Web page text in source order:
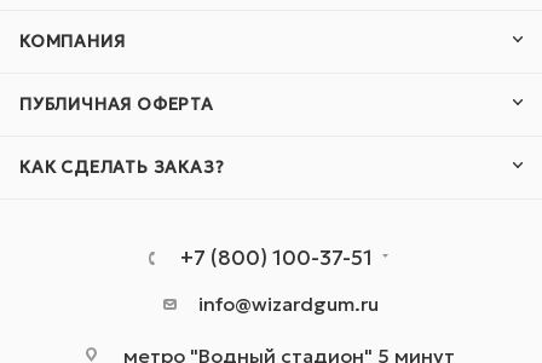
КОМПАНИЯ
ПУБЛИЧНАЯ ОФЕРТА
КАК СДЕЛАТЬ ЗАКАЗ?
+7 (800) 100-37-51
info@wizardgum.ru
метро "Водный стадион" 5 минут